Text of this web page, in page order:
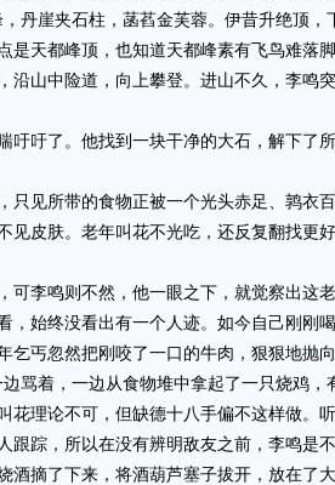
丹崖夹石柱，菡萏金芙蓉。伊昔升绝顶，
天都峰顶，也知道天都峰素有飞鸟难落
沿山中险道，向上攀登。进山不久，李鸣
吁了。他找到一块干净的大石，解下了
见所带的食物正被一个光头赤足、鹑衣
见皮肤。老年叫花不光吃，还反复翻找更
李鸣则不然，他一眼之下，就觉察出这
始终没看出有一个人迹。如今自己刚刚
丐忽然把刚咬了一口的牛肉，狠狠地抛
骂着，一边从食物堆中拿起了一只烧鸡，
理论不可，但缺德十八手偏不这样做。
踪，所以在没有辨明敌友之前，李鸣是不
摘了下来，将酒葫芦塞子拔开，放在了